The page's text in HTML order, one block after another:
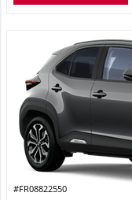
#FR08822550